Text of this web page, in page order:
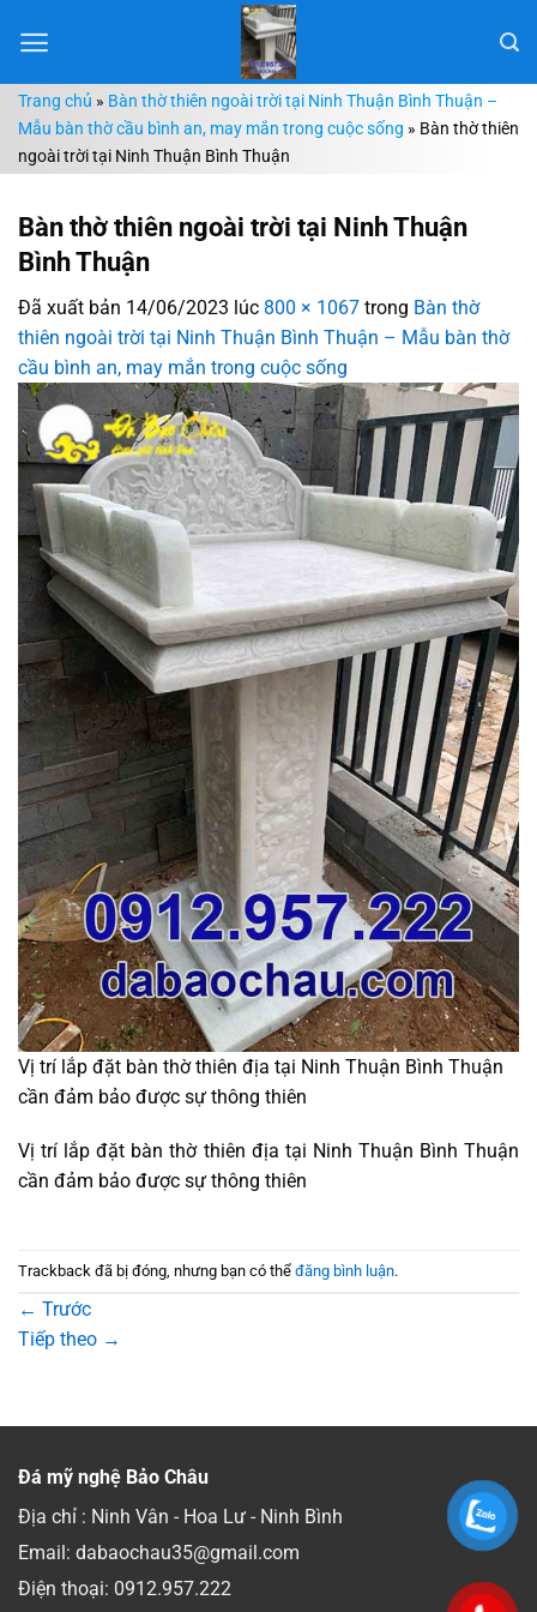
đến
dungTrang chủ » Bàn thờ thiên ngoài trời tại Ninh Thuận Bình Thuận –
Mẫu bàn thờ cầu bình an, may mắn trong cuộc sống » Bàn thờ thiên
ngoài trời tại Ninh Thuận Bình Thuận
Bàn thờ thiên ngoài trời tại Ninh Thuận
Bình Thuận
Đã xuất bản 14/06/2023 lúc 800 × 1067 trong Bàn thờ
thiên ngoài trời tại Ninh Thuận Bình Thuận – Mẫu bàn thờ
cầu bình an, may mắn trong cuộc sống
Vị trí lắp đặt bàn thờ thiên địa tại Ninh Thuận Bình Thuận
cần đảm bảo được sự thông thiên
Vị trí lắp đặt bàn thờ thiên địa tại Ninh Thuận Bình Thuận
cần đảm bảo được sự thông thiên
Trackback đã bị đóng, nhưng bạn có thể đăng bình luận.
← Trước
Tiếp theo →
Đá mỹ nghệ Bảo Châu
Địa chỉ : Ninh Vân - Hoa Lư - Ninh Bình
Email: dabaochau35@gmail.com
Điện thoại: 0912.957.222